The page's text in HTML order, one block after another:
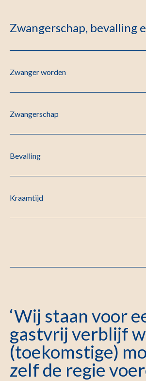
Zwangerschap, bevalling
Zwanger worden
Zwangerschap
Bevalling
Kraamtijd
‘Wij staan voor
gastvrij verblijf
(toekomstige)
zelf de regie